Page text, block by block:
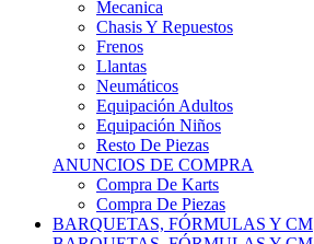
Frenos
Llantas
Neumáticos
Equipación Adultos
Equipación Niños
Resto De Piezas
ANUNCIOS DE COMPRA
Compra De Karts
Compra De Piezas
BARQUETAS, FÓRMULAS Y CM
BARQUETAS, FÓRMULAS Y CM
Barquetas